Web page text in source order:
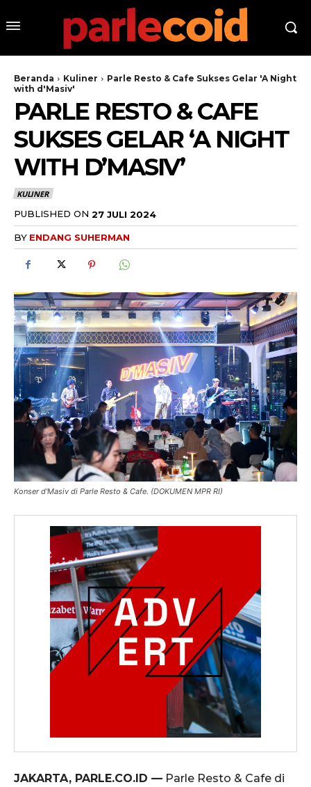
Beranda Kuliner
Parle Resto & Cafe Sukses Gelar 'A Night
with d'Masiv'
PARLE RESTO & CAFE
SUKSES GELAR ‘A NIGHT
WITH D’MASIV’
KULINER
PUBLISHED ON 27 JULI 2024
BY ENDANG SUHERMAN
Konser d'Masiv di Parle Resto & Cafe. (DOKUMEN MPR RI)
JAKARTA, PARLE.CO.ID — Parle Resto & Cafe di